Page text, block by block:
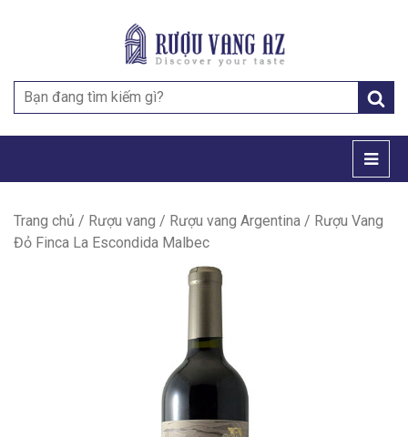
Search
for:
Trang chủ / Rượu vang / Rượu vang Argentina / Rượu Vang
Đỏ Finca La Escondida Malbec